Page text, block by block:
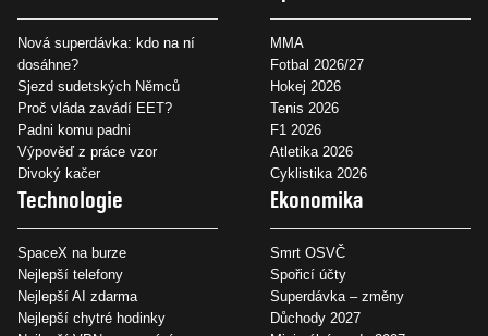
Nová superdávka: kdo na ní
dosáhne?
Sjezd sudetských Němců
Proč vláda zavádí EET?
Padni komu padni
Výpověď z práce vzor
Divoký kačer
MMA
Fotbal 2026/27
Hokej 2026
Tenis 2026
F1 2026
Atletika 2026
Cyklistika 2026
Technologie
SpaceX na burze
Nejlepší telefony
Nejlepší AI zdarma
Nejlepší chytré hodinky
Ekonomika
Smrt OSVČ
Spořicí účty
Superdávka – změny
Důchody 2027